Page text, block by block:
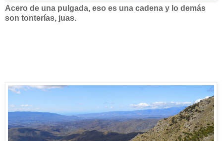
Acero de una pulgada, eso es una cadena y lo demás
son tonterías, juas.